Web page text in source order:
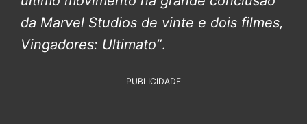
da Marvel Studios de vinte e dois filmes,
Vingadores: Ultimato”.
PUBLICIDADE